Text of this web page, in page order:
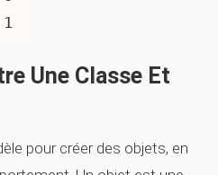
Une Classe Et
pour créer des objets, en